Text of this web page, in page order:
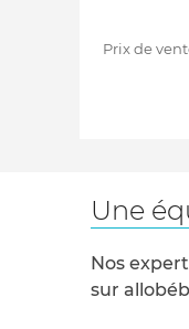
Prix de
Une
Nos
sur